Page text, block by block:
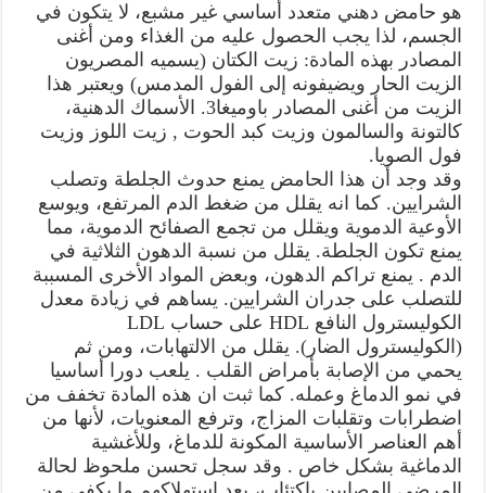
هو حامض دهني متعدد أساسي غير مشبع، لا يتكون في
الجسم، لذا يجب الحصول عليه من الغذاء ومن أغنى
المصادر بهذه المادة: زيت الكتان (يسميه المصريون
الزيت الحار ويضيفونه إلى الفول المدمس) ويعتبر هذا
الزيت من أغنى المصادر باوميغا3. الأسماك الدهنية،
كالتونة والسالمون وزيت كبد الحوت , زيت اللوز وزيت
فول الصويا.
وقد وجد أن هذا الحامض يمنع حدوث الجلطة وتصلب
الشرايين. كما انه يقلل من ضغط الدم المرتفع، ويوسع
الأوعية الدموية ويقلل من تجمع الصفائح الدموية، مما
يمنع تكون الجلطة. يقلل من نسبة الدهون الثلاثية في
الدم . يمنع تراكم الدهون، وبعض المواد الأخرى المسببة
للتصلب على جدران الشرايين. يساهم في زيادة معدل
الكوليسترول النافع HDL على حساب LDL
(الكوليسترول الضار). يقلل من الالتهابات، ومن ثم
يحمي من الإصابة بأمراض القلب . يلعب دورا أساسيا
في نمو الدماغ وعمله. كما ثبت ان هذه المادة تخفف من
اضطرابات وتقلبات المزاج، وترفع المعنويات، لأنها من
أهم العناصر الأساسية المكونة للدماغ، وللأغشية
الدماغية بشكل خاص . وقد سجل تحسن ملحوظ لحالة